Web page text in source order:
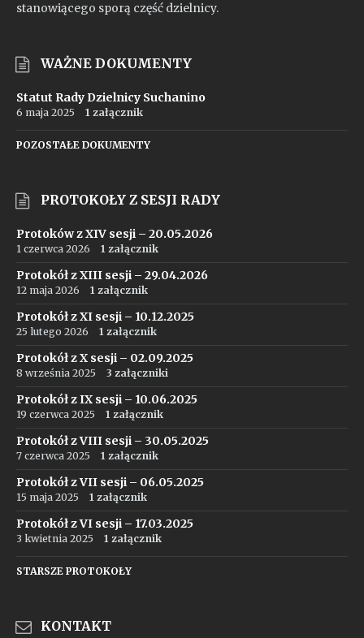
stanowiącego sporą część dzielnicy.
WAŻNE DOKUMENTY
Statut Rady Dzielnicy Suchanino
6 maja 2025 1 załącznik
POZOSTAŁE DOKUMENTY
PROTOKOŁY Z SESJI RADY
Protoków z XIV sesji – 20.05.2026
1 czerwca 2026 1 załącznik
Protokół z XIII sesji – 29.04.2026
12 maja 2026 1 załącznik
Protokół z XI sesji – 10.12.2025
25 lutego 2026 1 załącznik
Protokół z X sesji – 02.09.2025
8 września 2025 3 załączniki
Protokół z IX sesji – 10.06.2025
19 czerwca 2025 1 załącznik
Protokół z VIII sesji – 30.05.2025
7 czerwca 2025 1 załącznik
Protokół z VII sesji – 06.05.2025
15 maja 2025 1 załącznik
Protokół z VI sesji – 17.03.2025
3 kwietnia 2025 1 załącznik
STARSZE PROTOKOŁY
KONTAKT